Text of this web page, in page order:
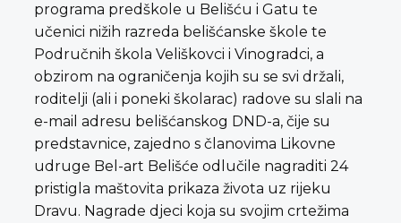
programa predškole u Belišću i Gatu te
učenici nižih razreda belišćanske škole te
Područnih škola Veliškovci i Vinogradci, a
obzirom na ograničenja kojih su se svi držali,
roditelji (ali i poneki školarac) radove su slali na
e-mail adresu belišćanskog DND-a, čije su
predstavnice, zajedno s članovima Likovne
udruge Bel-art Belišće odlučile nagraditi 24
pristigla maštovita prikaza života uz rijeku
Dravu. Nagrade djeci koja su svojim crtežima